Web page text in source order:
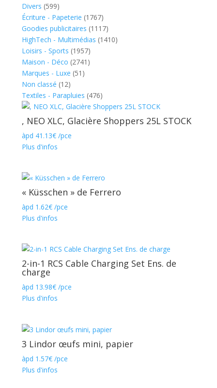
Divers (599)
Écriture - Papeterie (1767)
Goodies publicitaires (1117)
HighTech - Multimédias (1410)
Loisirs - Sports (1957)
Maison - Déco (2741)
Marques - Luxe (51)
Non classé (12)
Textiles - Parapluies (476)
, NEO XLC, Glacière Shoppers 25L STOCK
àpd 41.13€/pce
Plus d'infos
« Küsschen » de Ferrero
àpd 1.62€/pce
Plus d'infos
2-in-1 RCS Cable Charging Set Ens. de
charge
àpd 13.98€/pce
Plus d'infos
3 Lindor œufs mini, papier
àpd 1.57€/pce
Plus d'infos